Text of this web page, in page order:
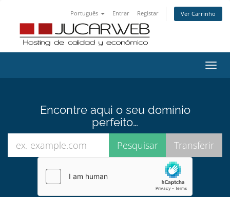
Português Entrar Registar Ver Carrinho
Encontre aqui o seu domínio
perfeito…